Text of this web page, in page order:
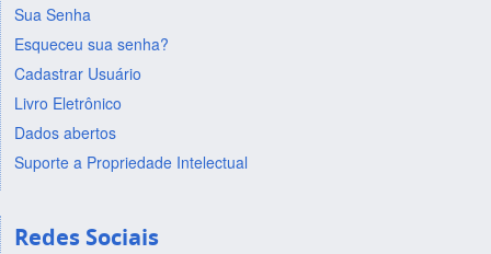
Sua Senha
Esqueceu sua senha?
Cadastrar Usuário
Livro Eletrônico
Dados abertos
Suporte a Propriedade Intelectual
Redes Sociais